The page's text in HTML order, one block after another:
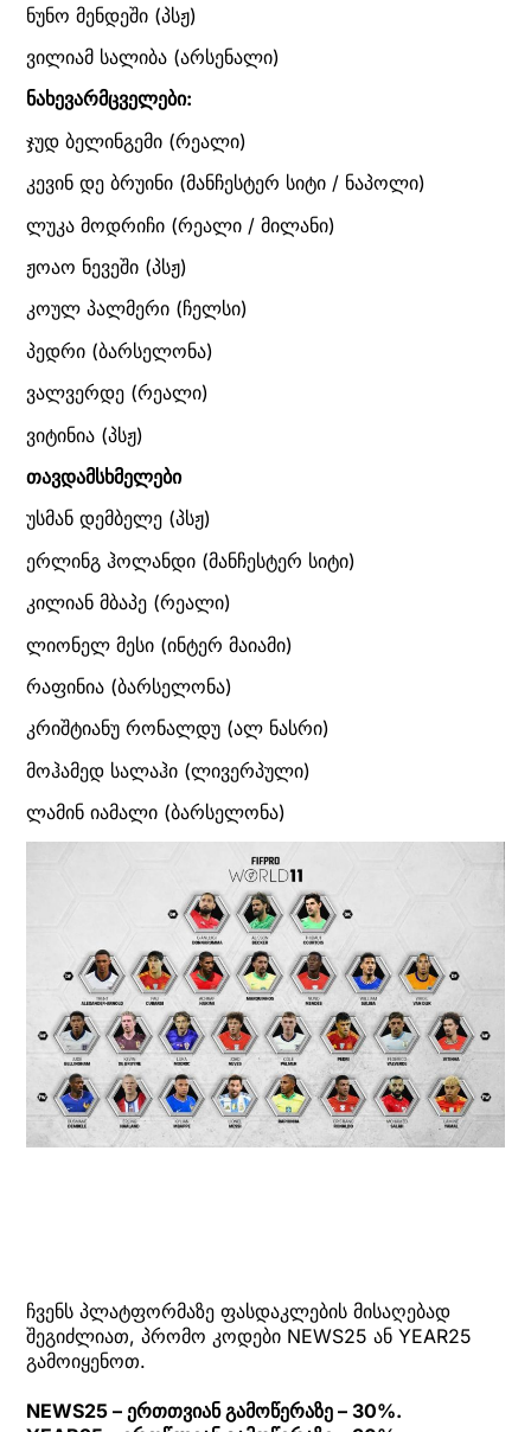
ნუნო მენდეში (პსჟ)
ვილიამ სალიბა (არსენალი)
ნახევარმცველები:
ჯუდ ბელინგემი (რეალი)
კევინ დე ბრუინი (მანჩესტერ სიტი / ნაპოლი)
ლუკა მოდრიჩი (რეალი / მილანი)
ჟოაო ნევეში (პსჟ)
კოულ პალმერი (ჩელსი)
პედრი (ბარსელონა)
ვალვერდე (რეალი)
ვიტინია (პსჟ)
თავდამსხმელები
უსმან დემბელე (პსჟ)
ერლინგ ჰოლანდი (მანჩესტერ სიტი)
კილიან მბაპე (რეალი)
ლიონელ მესი (ინტერ მაიამი)
რაფინია (ბარსელონა)
კრიშტიანუ რონალდუ (ალ ნასრი)
მოჰამედ სალაჰი (ლივერპული)
ლამინ იამალი (ბარსელონა)
ჩვენს პლატფორმაზე ფასდაკლების მისაღებად
შეგიძლიათ, პრომო კოდები NEWS25 ან YEAR25
გამოიყენოთ.
NEWS25 – ერთთვიან გამოწერაზე – 30%.